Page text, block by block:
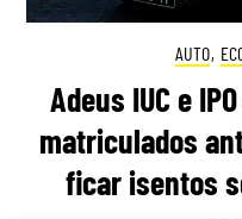
AUTO,
Adeus IUC e
matriculados
ficar isentos